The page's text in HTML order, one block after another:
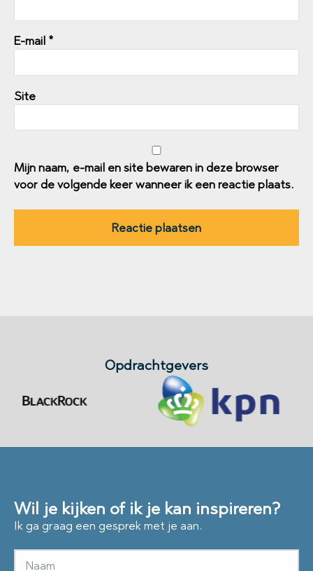
E-mail *
Site
Mijn naam, e-mail en site bewaren in deze browser
voor de volgende keer wanneer ik een reactie plaats.
Opdrachtgevers
Wil je kijken of ik je kan inspireren?
Ik ga graag een gesprek met je aan.